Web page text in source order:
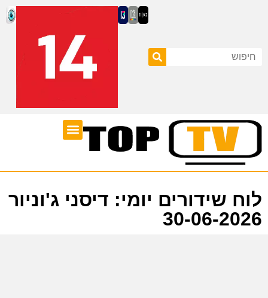
לוח שידורים יומי: דיסני ג'וניור
30-06-2026